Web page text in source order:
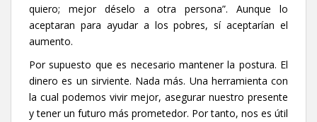
quiero; mejor déselo a otra persona”. Aunque lo
aceptaran para ayudar a los pobres, sí aceptarían el
aumento.
Por supuesto que es necesario mantener la postura. El
dinero es un sirviente. Nada más. Una herramienta con
la cual podemos vivir mejor, asegurar nuestro presente
y tener un futuro más prometedor. Por tanto, nos es útil